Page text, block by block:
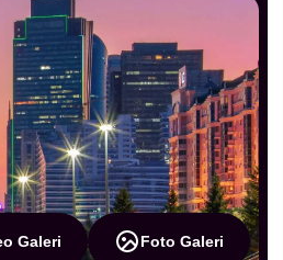
Galeri Foto Galeri